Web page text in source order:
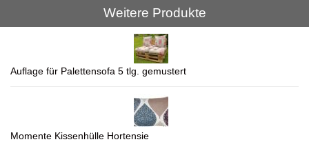
Weitere Produkte
Auflage für Palettensofa 5 tlg. gemustert
Momente Kissenhülle Hortensie